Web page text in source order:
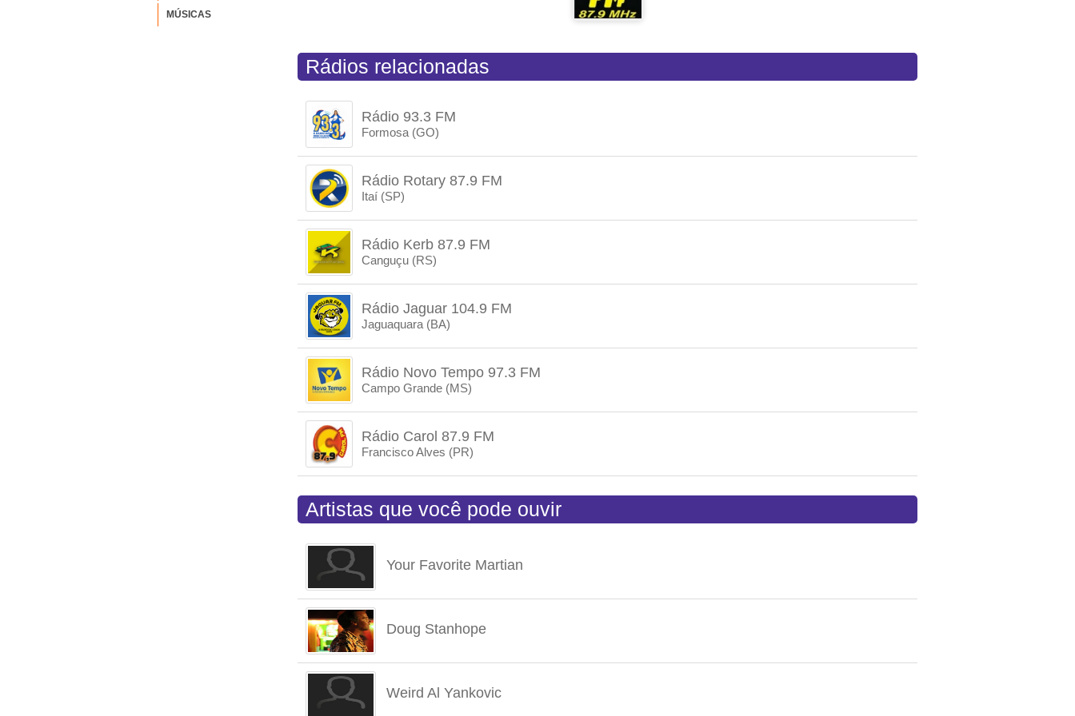
MÚSICAS
Rádios relacionadas
Rádio 93.3 FM
Formosa (GO)
Rádio Rotary 87.9 FM
Itaí (SP)
Rádio Kerb 87.9 FM
Canguçu (RS)
Rádio Jaguar 104.9 FM
Jaguaquara (BA)
Rádio Novo Tempo 97.3 FM
Campo Grande (MS)
Rádio Carol 87.9 FM
Francisco Alves (PR)
Artistas que você pode ouvir
Your Favorite Martian
Doug Stanhope
Weird Al Yankovic